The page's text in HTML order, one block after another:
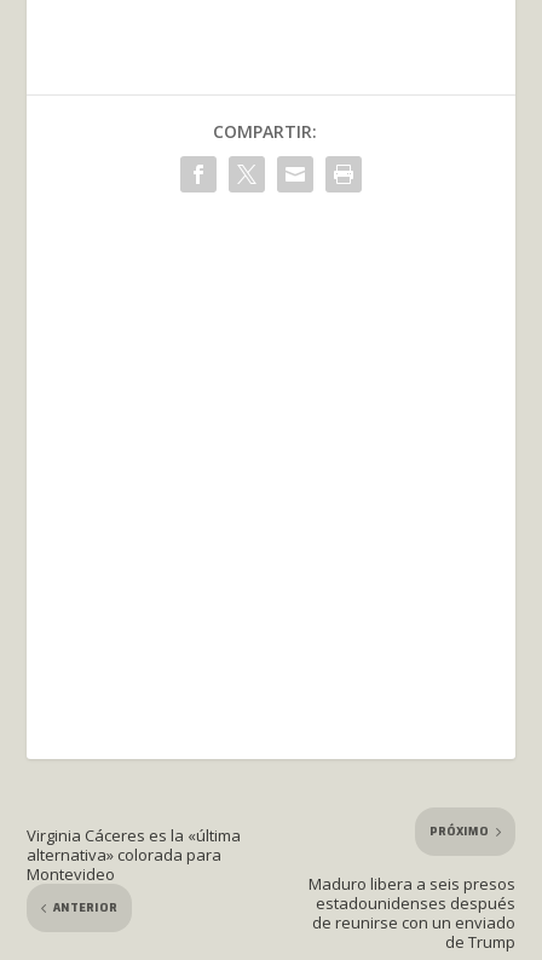
COMPARTIR:
Virginia Cáceres es la «última
alternativa» colorada para
Montevideo
ANTERIOR
PRÓXIMO
Maduro libera a seis presos
estadounidenses después
de reunirse con un enviado
de Trump